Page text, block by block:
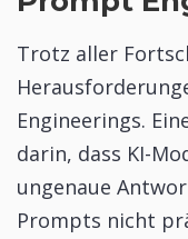
Trotz aller
Engineerings.
darin, dass KI-
ungenaue
Prompts nicht